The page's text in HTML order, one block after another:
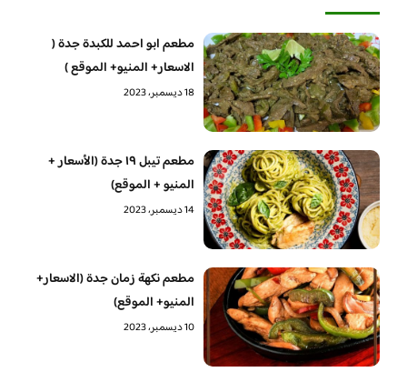
مطعم ابو احمد للكبدة جدة (
الاسعار+ المنيو+ الموقع )
18 ديسمبر، 2023
مطعم تيبل ١٩ جدة (الأسعار +
المنيو + الموقع)
14 ديسمبر، 2023
مطعم نكهة زمان جدة (الاسعار+
المنيو+ الموقع)
10 ديسمبر، 2023